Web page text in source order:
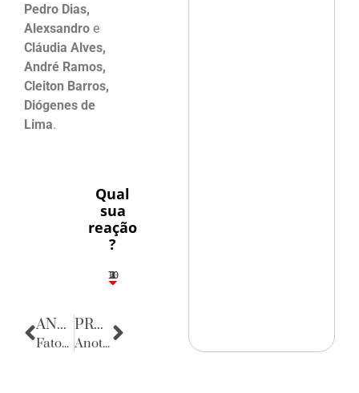
Pedro Dias,
Alexsandro e
Cláudia Alves,
André Ramos,
Cleiton Barros,
Diógenes de
Lima.
Qual
sua
reação
?
3
1
1
2
10
ANTERIOR
Fatos Diversos
PRÓXIMA
Anotações do Cotidiano